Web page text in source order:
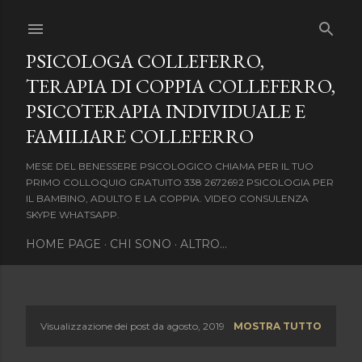
PSICOLOGA COLLEFERRO,
TERAPIA DI COPPIA COLLEFERRO,
PSICOTERAPIA INDIVIDUALE E
FAMILIARE COLLEFERRO
MESE DEL BENESSERE PSICOLOGICO CHIAMA PER IL TUO
PRIMO COLLOQUIO GRATUITO 338 2672692 PSICOLOGIA PER
IL BAMBINO, ADULTO E LA COPPIA. VIDEO CONSULENZA
SKYPE WHATSAPP.
HOME PAGE CHI SONO ALTRO…
Visualizzazione dei post da agosto, 2019 MOSTRA TUTTO